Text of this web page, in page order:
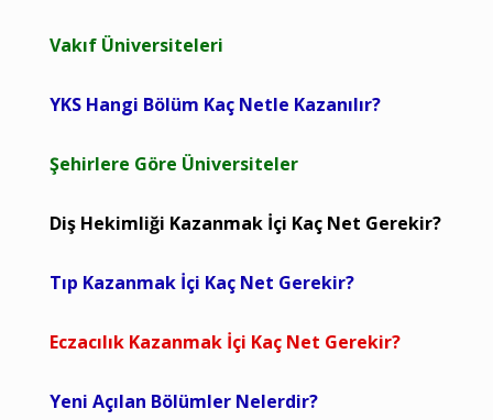
Vakıf Üniversiteleri
YKS Hangi Bölüm Kaç Netle Kazanılır?
Şehirlere Göre Üniversiteler
Diş Hekimliği Kazanmak İçi Kaç Net Gerekir?
Tıp Kazanmak İçi Kaç Net Gerekir?
Eczacılık Kazanmak İçi Kaç Net Gerekir?
Yeni Açılan Bölümler Nelerdir?